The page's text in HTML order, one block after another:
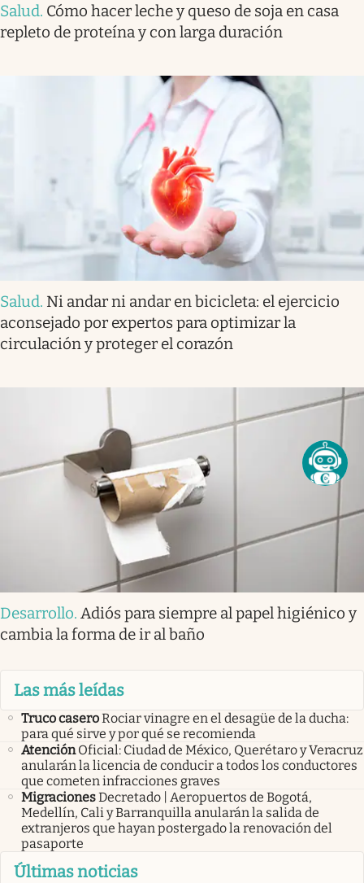
Salud. Cómo hacer leche y queso de soja en casa
repleto de proteína y con larga duración
Salud. Ni andar ni andar en bicicleta: el ejercicio
aconsejado por expertos para optimizar la
circulación y proteger el corazón
Desarrollo. Adiós para siempre al papel higiénico y
cambia la forma de ir al baño
Las más leídas
Truco caseroRociar vinagre en el desagüe de la ducha:
para qué sirve y por qué se recomienda
Atención Oficial: Ciudad de México, Querétaro y Veracruz
anularán la licencia de conducir a todos los conductores
que cometen infracciones graves
MigracionesDecretado | Aeropuertos de Bogotá,
Medellín, Cali y Barranquilla anularán la salida de
extranjeros que hayan postergado la renovación del
pasaporte
Últimas noticias